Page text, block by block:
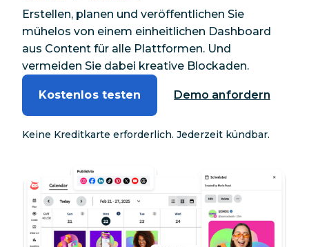
Erstellen, planen und veröffentlichen Sie
mühelos von einem einheitlichen Dashboard
aus Content für alle Plattformen. Und
vermeiden Sie dabei kreative Blockaden.
Kostenlos testen Demo anfordern
Keine Kreditkarte erforderlich. Jederzeit kündbar.